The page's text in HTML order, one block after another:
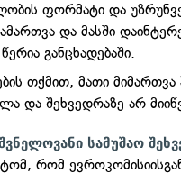
ფორმატი და
და მასში
განცხადებაში.
თქმით, მათი
და შეხვედრაზე არ
სამუშაო
რომ